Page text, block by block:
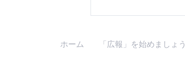
ホーム 「広報」を始めましょう